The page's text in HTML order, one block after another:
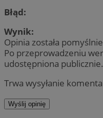
Błąd:
Wynik:
Opinia została
Po przeprowadzeniu
udostępniona publicznie.
Trwa wysyłanie
Wyślij opinię